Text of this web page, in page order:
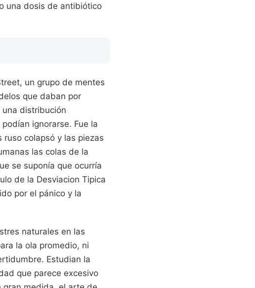
una dosis de antibiótico
un grupo de mentes
que daban por
distribución
ignorarse. Fue la
colapsó y las piezas
las colas de la
se suponía que ocurría
de la Desviacion Tipica
por el pánico y la
naturales en las
la ola promedio, ni
Estudian la
que parece excesivo